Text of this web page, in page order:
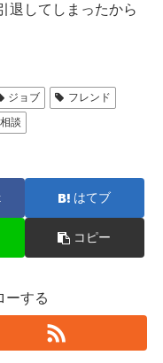
退してしまったから
ジョブ
フレンド
相談
はてブ
コピー
ーする